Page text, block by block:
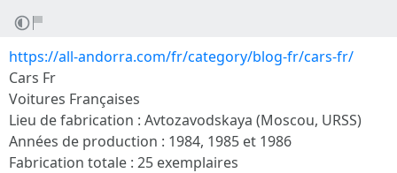
https://all-andorra.com/fr/category/blog-fr/cars-fr/
Cars Fr
Voitures Françaises
Lieu de fabrication : Avtozavodskaya (Moscou, URSS)
Années de production : 1984, 1985 et 1986
Fabrication totale : 25 exemplaires